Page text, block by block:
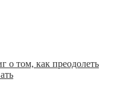
о том, как преодолеть